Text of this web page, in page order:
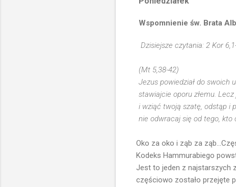
Wspomnienie św. Brata
Dzisiejsze czytania: 2 Kor
(Mt 5,38-42)
Jezus powiedział do swoich
stawiajcie oporu złemu.
i wziąć twoją szatę, odstąp i
nie odwracaj się od tego, kto
Oko za oko i ząb za
Kodeks Hammurabiego
Jest to jeden z najstarszych
częściowo zostało przejęte